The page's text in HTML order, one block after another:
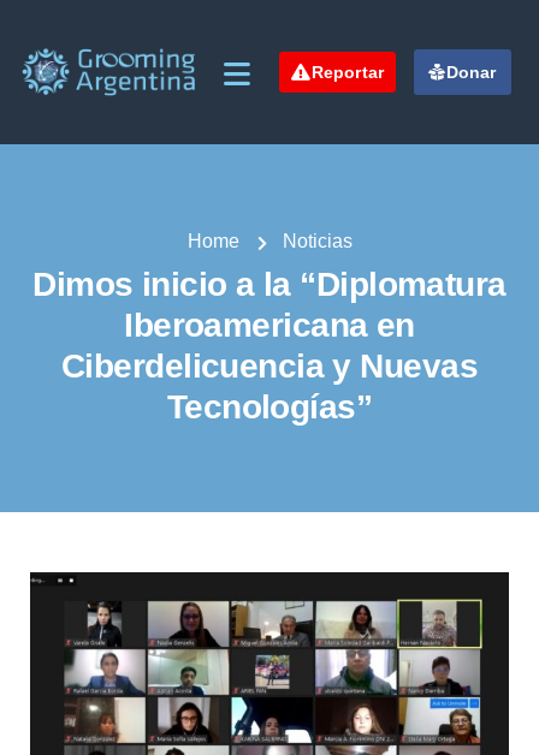
Reportar Donar
Home Noticias
Dimos inicio a la “Diplomatura
Iberoamericana en
Ciberdelicuencia y Nuevas
Tecnologías”